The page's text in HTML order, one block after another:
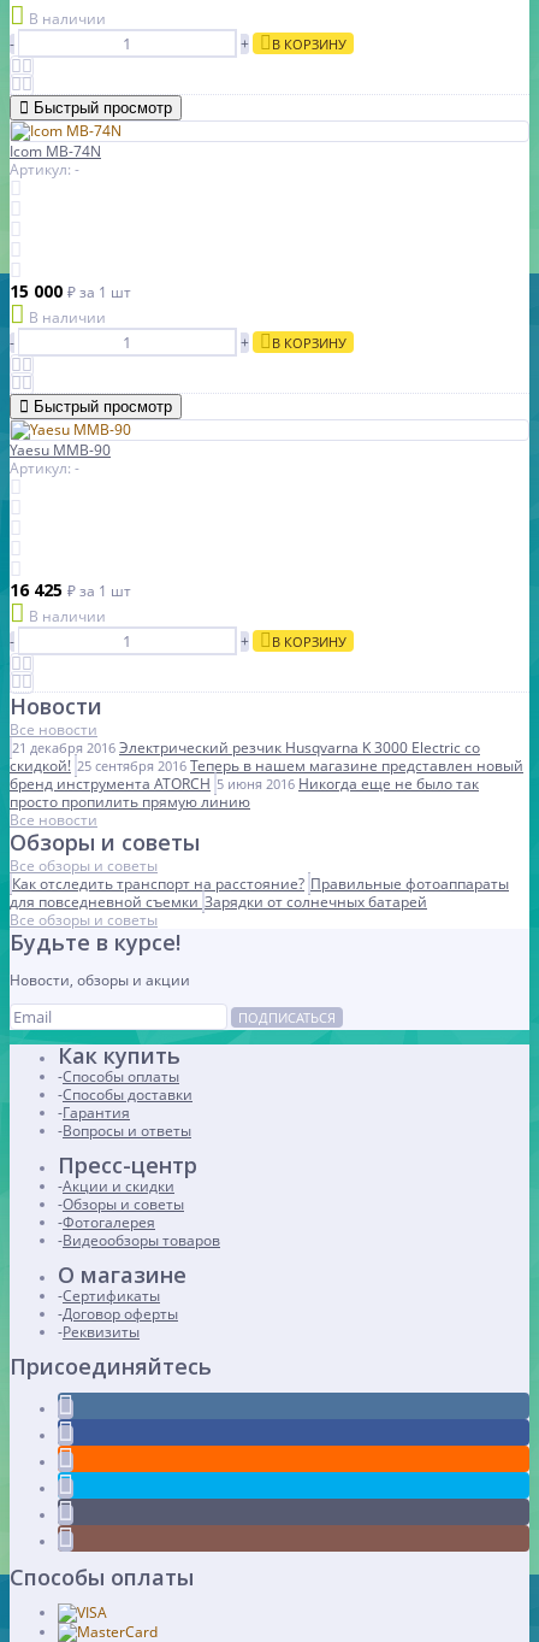
В наличии
-
+ В КОРЗИНУ
Быстрый просмотр
Icom MB-74N
Артикул: -
15 000 ₽за 1 шт
В наличии
-
+ В КОРЗИНУ
Быстрый просмотр
Yaesu MMB-90
Артикул: -
16 425 ₽за 1 шт
В наличии
-
+ В КОРЗИНУ
Новости
Все новости
21 декабря 2016 Электрический резчик Husqvarna K 3000 Electric со
скидкой! 25 сентября 2016 Теперь в нашем магазине представлен новый
бренд инструмента ATORCH 5 июня 2016 Никогда еще не было так
просто пропилить прямую линию
Все новости
Обзоры и советы
Все обзоры и советы
Как отследить транспорт на расстояние? Правильные фотоаппараты
для повседневной съемки Зарядки от солнечных батарей
Все обзоры и советы
Будьте в курсе!
Новости, обзоры и акции
ПОДПИСАТЬСЯ
Как купить
Способы оплаты
Способы доставки
Гарантия
Вопросы и ответы
Пресс-центр
Акции и скидки
Обзоры и советы
Фотогалерея
Видеообзоры товаров
О магазине
Сертификаты
Договор оферты
Реквизиты
Присоединяйтесь
Способы оплаты